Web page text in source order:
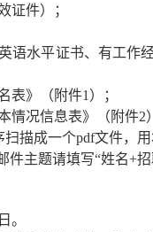
证件）；
语水平证书、有工作
表》（附件1 ）；
情况信息表》（附件2）
扫描成一个pdf文件，
件主题请填写“姓名+招
日。